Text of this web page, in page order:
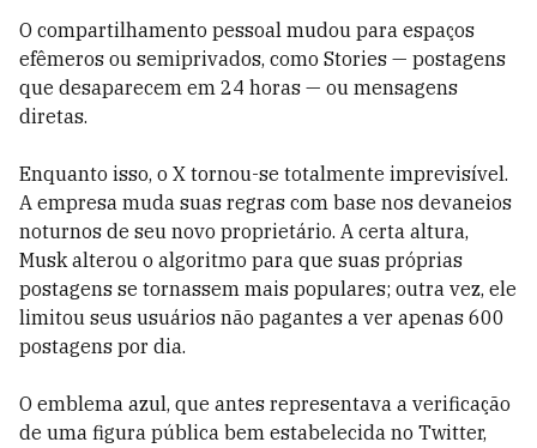
O compartilhamento pessoal mudou para espaços
efêmeros ou semiprivados, como Stories — postagens
que desaparecem em 24 horas — ou mensagens
diretas.
Enquanto isso, o X tornou-se totalmente imprevisível.
A empresa muda suas regras com base nos devaneios
noturnos de seu novo proprietário. A certa altura,
Musk alterou o algoritmo para que suas próprias
postagens se tornassem mais populares; outra vez, ele
limitou seus usuários não pagantes a ver apenas 600
postagens por dia.
O emblema azul, que antes representava a verificação
de uma figura pública bem estabelecida no Twitter,